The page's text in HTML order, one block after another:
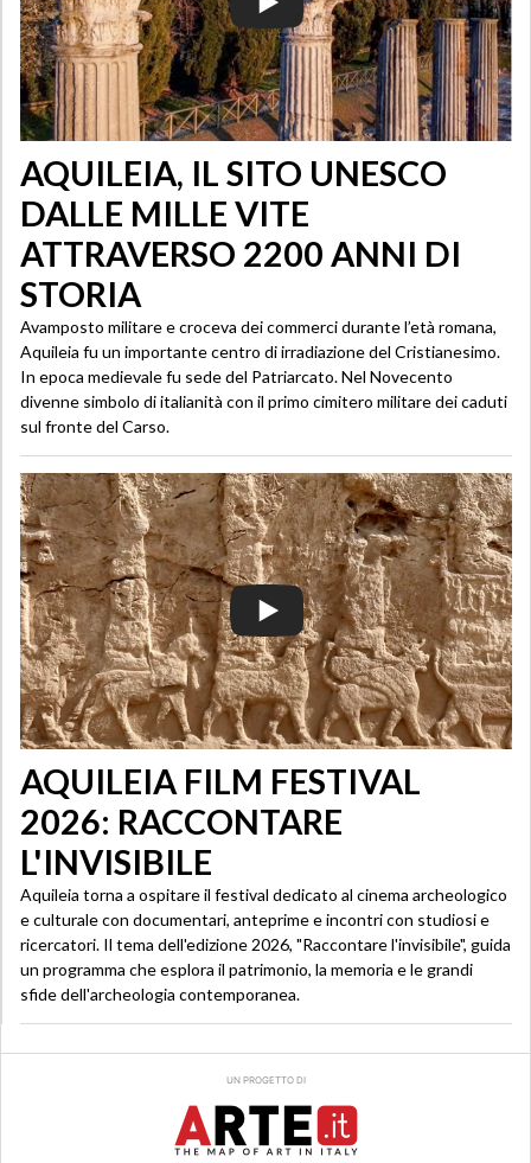
AQUILEIA, IL SITO UNESCO
DALLE MILLE VITE
ATTRAVERSO 2200 ANNI DI
STORIA
Avamposto militare e croceva dei commerci durante l’età romana,
Aquileia fu un importante centro di irradiazione del Cristianesimo.
In epoca medievale fu sede del Patriarcato. Nel Novecento
divenne simbolo di italianità con il primo cimitero militare dei caduti
sul fronte del Carso.
AQUILEIA FILM FESTIVAL
2026: RACCONTARE
L'INVISIBILE
Aquileia torna a ospitare il festival dedicato al cinema archeologico
e culturale con documentari, anteprime e incontri con studiosi e
ricercatori. Il tema dell'edizione 2026, "Raccontare l'invisibile", guida
un programma che esplora il patrimonio, la memoria e le grandi
sfide dell'archeologia contemporanea.
UN PROGETTO DI